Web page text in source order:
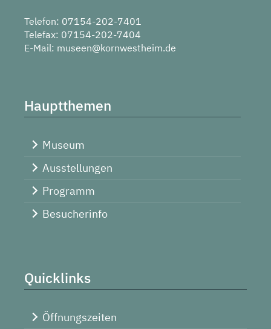
Telefon: 07154-202-7401
Telefax: 07154-202-7404
E-Mail: museen@kornwestheim.de
Hauptthemen
Museum
Ausstellungen
Programm
Besucherinfo
Quicklinks
Öffnungszeiten